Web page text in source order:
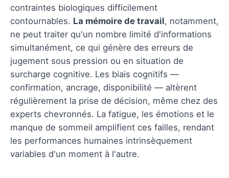
contraintes biologiques difficilement
contournables. La mémoire de travail, notamment,
ne peut traiter qu'un nombre limité d'informations
simultanément, ce qui génère des erreurs de
jugement sous pression ou en situation de
surcharge cognitive. Les biais cognitifs —
confirmation, ancrage, disponibilité — altèrent
régulièrement la prise de décision, même chez des
experts chevronnés. La fatigue, les émotions et le
manque de sommeil amplifient ces failles, rendant
les performances humaines intrinsèquement
variables d'un moment à l'autre.